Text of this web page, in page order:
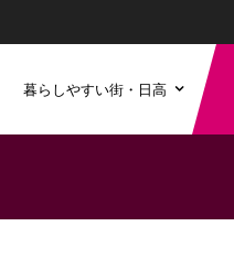
暮らしやすい街・日高